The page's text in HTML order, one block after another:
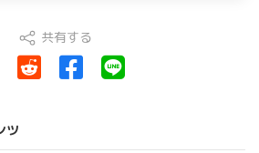
共有する
ツ